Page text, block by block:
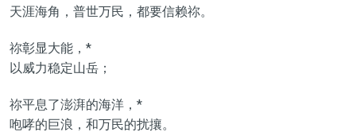
天涯海角，普世万民，都要信赖祢。
祢彰显大能，*
以威力稳定山岳；
祢平息了澎湃的海洋，*
咆哮的巨浪，和万民的扰攘。